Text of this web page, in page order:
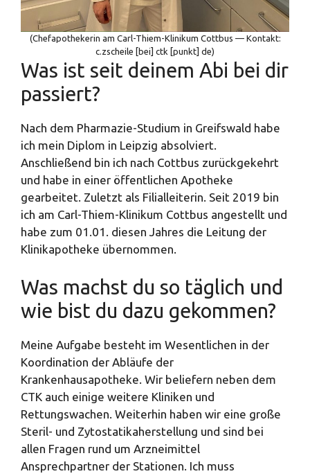
(Chefapothekerin am Carl-Thiem-Klinikum Cottbus — Kontakt:
c.zscheile [bei] ctk [punkt] de)
Was ist seit deinem Abi bei dir
passiert?
Nach dem Pharmazie-Studium in Greifswald habe
ich mein Diplom in Leipzig absolviert.
Anschließend bin ich nach Cottbus zurückgekehrt
und habe in einer öffentlichen Apotheke
gearbeitet. Zuletzt als Filialleiterin. Seit 2019 bin
ich am Carl-Thiem-Klinikum Cottbus angestellt und
habe zum 01.01. diesen Jahres die Leitung der
Klinikapotheke übernommen.
Was machst du so täglich und
wie bist du dazu gekommen?
Meine Aufgabe besteht im Wesentlichen in der
Koordination der Abläufe der
Krankenhausapotheke. Wir beliefern neben dem
CTK auch einige weitere Kliniken und
Rettungswachen. Weiterhin haben wir eine große
Steril- und Zytostatikaherstellung und sind bei
allen Fragen rund um Arzneimittel
Ansprechpartner der Stationen. Ich muss